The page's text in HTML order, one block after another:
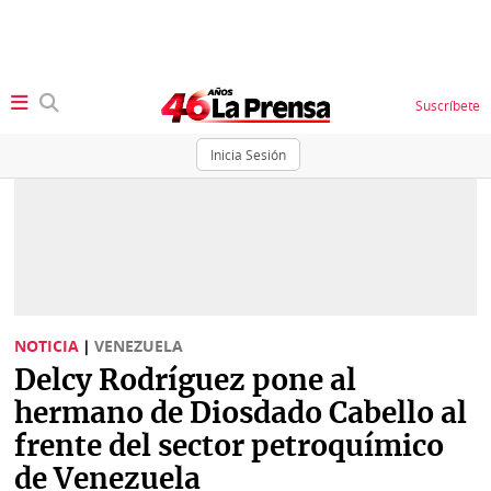
Inicia Sesión
Suscríbete
Sociedad
Judiciales
Política
Economía
Status
K
Vivir+
NOTICIA | VENEZUELA
Delcy Rodríguez pone al
hermano de Diosdado Cabello al
frente del sector petroquímico
de Venezuela